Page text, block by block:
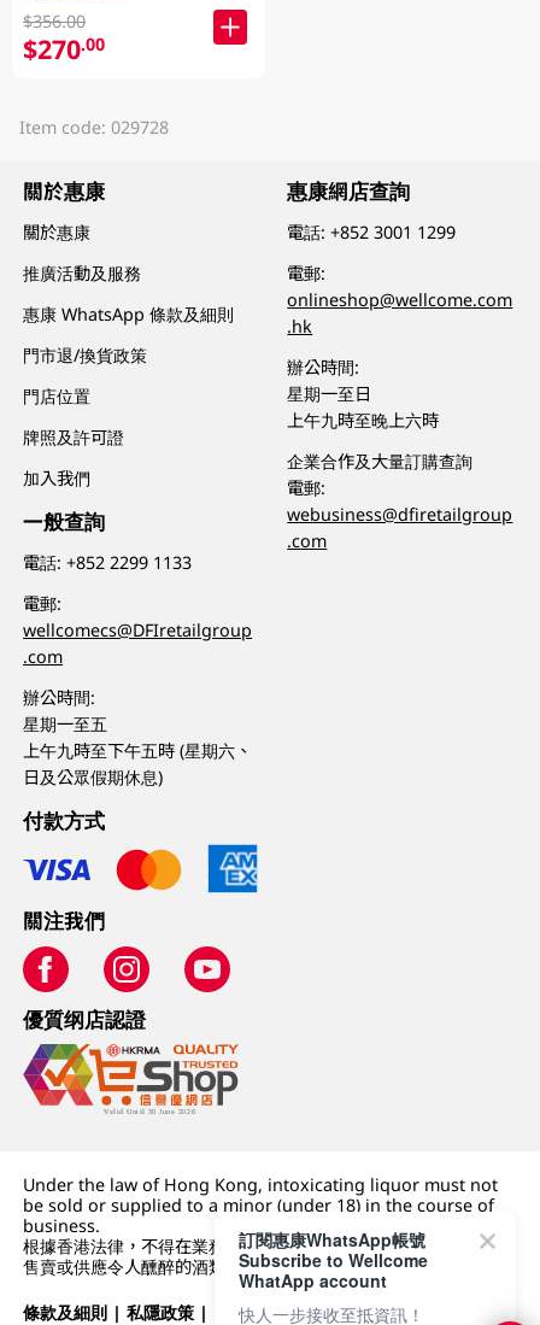
$356.00
$270.00
Item code: 029728
關於惠康
關於惠康
推廣活動及服務
惠康 WhatsApp 條款及細則
門市退/換貨政策
門店位置
牌照及許可證
加入我們
一般查詢
電話:+852 2299 1133
電郵:
wellcomecs@DFIretailgroup
.com
辦公時間:
星期一至五
上午九時至下午五時 (星期六、
日及公眾假期休息)
惠康網店查詢
電話:+852 3001 1299
電郵:
onlineshop@wellcome.com
.hk
辦公時間:
星期一至日
上午九時至晚上六時
企業合作及大量訂購查詢
電郵:
webusiness@dfiretailgroup
.com
付款方式
關注我們
優質纲店認證
Under the law of Hong Kong, intoxicating liquor must not
be sold or supplied to a minor (under 18) in the course of
business.
根據香港法律，不得在業務過程中，向未成年人 (18 歲以下人士)
售賣或供應令人醺醉的酒類。
條款及細則 |私隱政策 | DFI零售集團
訂閱惠康WhatsApp帳號
Subscribe to Wellcome
WhatApp account
快人一步接收至抵資訊！